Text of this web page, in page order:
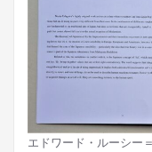
エドワード・ルーシー